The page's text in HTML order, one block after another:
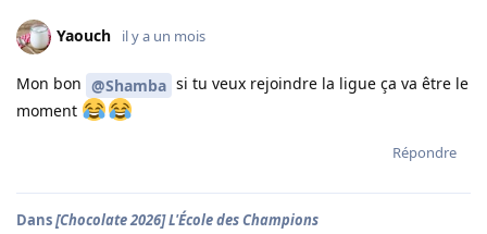
Yaouch il y a un mois
Mon bon @Shamba si tu veux rejoindre la ligue ça va être le
moment
Répondre
Dans[Chocolate 2026] L'École des Champions